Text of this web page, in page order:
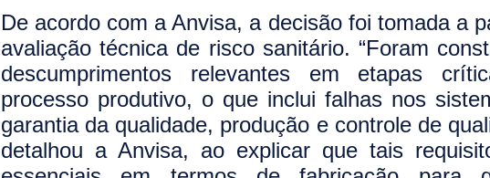
De acordo com a Anvisa, a decisão foi tomada a
avaliação técnica de risco sanitário. “Foram
descumprimentos relevantes em etapas
processo produtivo, o que inclui falhas nos
garantia da qualidade, produção e controle de
detalhou a Anvisa, ao explicar que tais